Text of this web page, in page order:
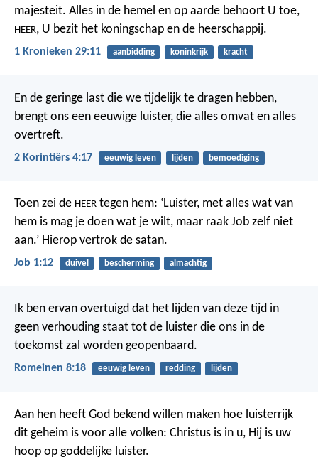
majesteit. Alles in de hemel en op aarde behoort U toe,
HEER, U bezit het koningschap en de heerschappij.
1 Kronieken 29:11 aanbidding koninkrijk kracht
En de geringe last die we tijdelijk te dragen hebben,
brengt ons een eeuwige luister, die alles omvat en alles
overtreft.
2 Korintiërs 4:17 eeuwig leven lijden bemoediging
Toen zei de HEER tegen hem: ‘Luister, met alles wat van
hem is mag je doen wat je wilt, maar raak Job zelf niet
aan.’ Hierop vertrok de satan.
Job 1:12 duivel bescherming almachtig
Ik ben ervan overtuigd dat het lijden van deze tijd in
geen verhouding staat tot de luister die ons in de
toekomst zal worden geopenbaard.
Romeinen 8:18 eeuwig leven redding lijden
Aan hen heeft God bekend willen maken hoe luisterrijk
dit geheim is voor alle volken: Christus is in u, Hij is uw
hoop op goddelijke luister.